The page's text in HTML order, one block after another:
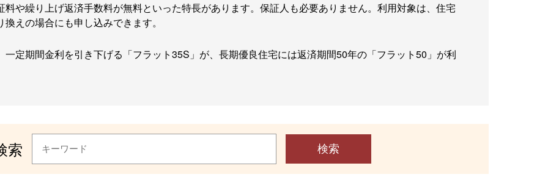
や繰り上げ返済手数料が無料といった特長があります。保証人も必要ありません。利用対象は、住宅
えの場合にも申し込みできます。
定期間金利を引き下げる「フラット35S」が、長期優良住宅には返済期間50年の「フラット50」が利
索